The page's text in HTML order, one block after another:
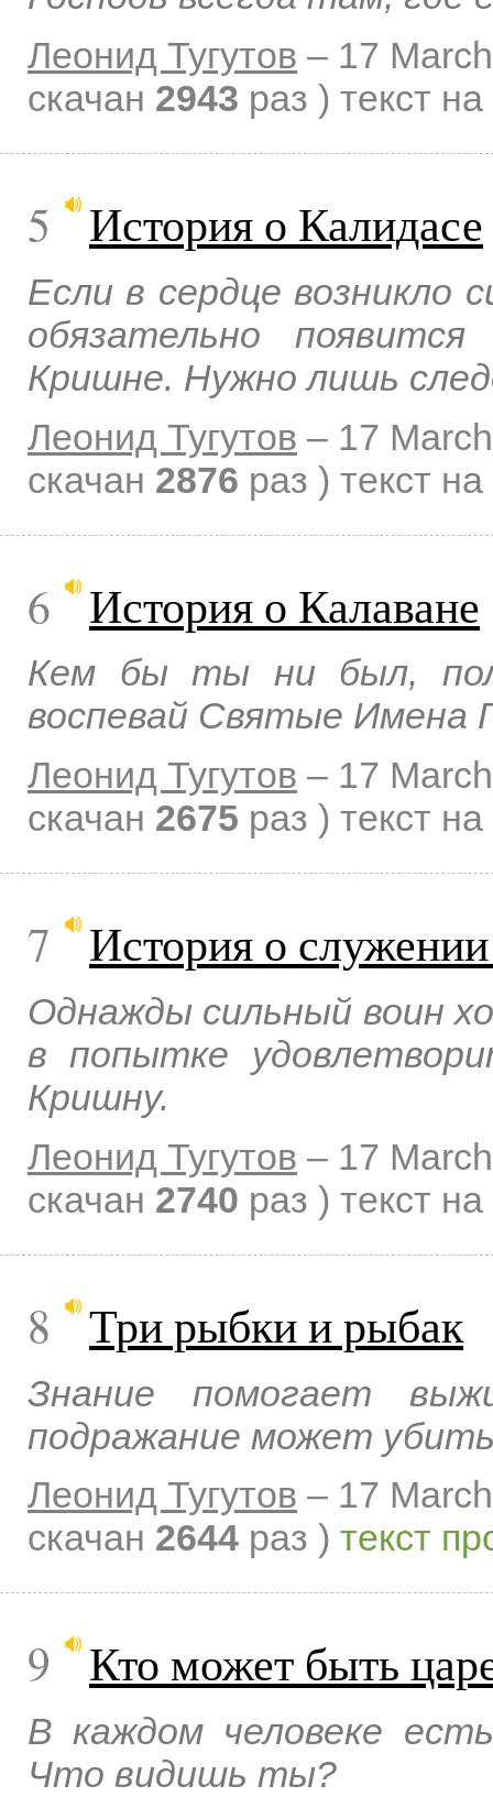
Леонид Тугутов – 17
скачан 2943 раз ) текст
5 История о Калидасе
Если в сердце возникло
обязательно
Кришне. Нужно лишь
Леонид Тугутов – 17
скачан 2876 раз ) текст
6 История о Калаване
Кем бы ты ни был,
воспевай Святые Имена
Леонид Тугутов – 17
скачан 2675 раз ) текст
7 История о
Однажды сильный воин
в попытке
Кришну.
Леонид Тугутов – 17
скачан 2740 раз ) текст
8 Три рыбки и рыбак
Знание помогает
подражание может
Леонид Тугутов – 17
скачан 2644 раз ) текст
9 Кто может быть
В каждом человеке
Что видишь ты?